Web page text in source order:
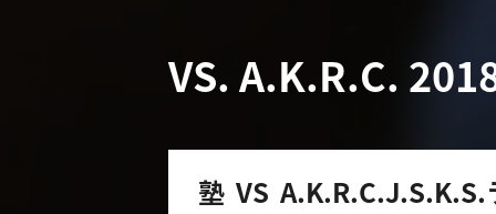
VS. A.K.R.C.
塾 VS A.K.R.C.J.S.K.S.